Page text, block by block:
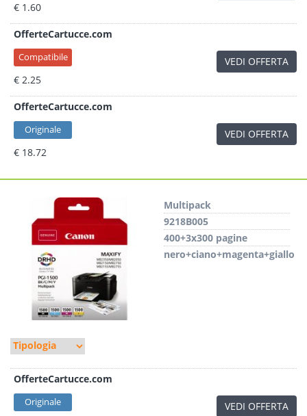
€ 1.60
OfferteCartucce.com
Compatibile
€ 2.25
VEDI OFFERTA
OfferteCartucce.com
Originale
€ 18.72
VEDI OFFERTA
Multipack
9218B005
400+3x300 pagine
nero+ciano+magenta+giallo
OfferteCartucce.com
Originale VEDI OFFERTA